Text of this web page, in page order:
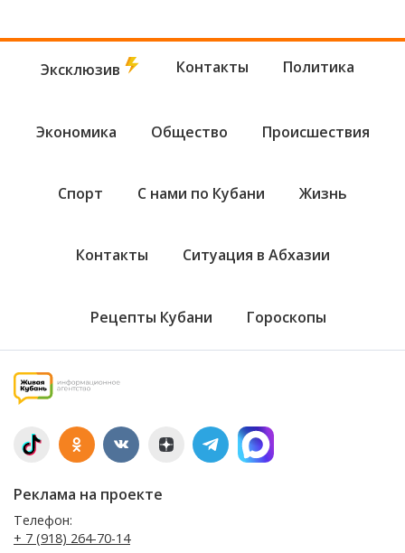
Эксклюзив Контакты Политика
Экономика Общество Происшествия
Спорт С нами по Кубани Жизнь
Контакты Ситуация в Абхазии
Рецепты Кубани Гороскопы
Реклама на проекте
Телефон:
+ 7 (918) 264-70-14